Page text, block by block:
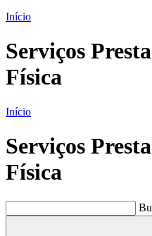
Início
Serviços
Física
Início
Serviços
Física